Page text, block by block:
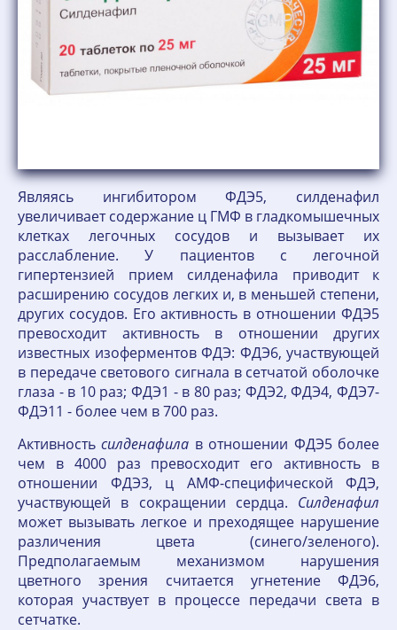
Являясь ингибитором ФДЭ5, силденафил
увеличивает содержание ц ГМФ в гладкомышечных
клетках легочных сосудов и вызывает их
расслабление. У пациентов с легочной
гипертензией прием силденафила приводит к
расширению сосудов легких и, в меньшей степени,
других сосудов. Его активность в отношении ФДЭ5
превосходит активность в отношении других
известных изоферментов ФДЭ: ФДЭ6, участвующей
в передаче светового сигнала в сетчатой оболочке
глаза - в 10 раз; ФДЭ1 - в 80 раз; ФДЭ2, ФДЭ4, ФДЭ7-
ФДЭ11 - более чем в 700 раз.
Активностьсилденафила в отношении ФДЭ5 более
чем в 4000 раз превосходит его активность в
отношении ФДЭ3, ц АМФ-специфической ФДЭ,
участвующей в сокращении сердца. Силденафил
может вызывать легкое и преходящее нарушение
различения цвета (синего/зеленого).
Предполагаемым механизмом нарушения
цветного зрения считается угнетение ФДЭ6,
которая участвует в процессе передачи света в
сетчатке.